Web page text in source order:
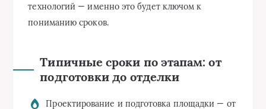
технологий — именно это будет ключом к
пониманию сроков.
Типичные сроки по этапам: от
подготовки до отделки
Проектирование и подготовка площадки — от